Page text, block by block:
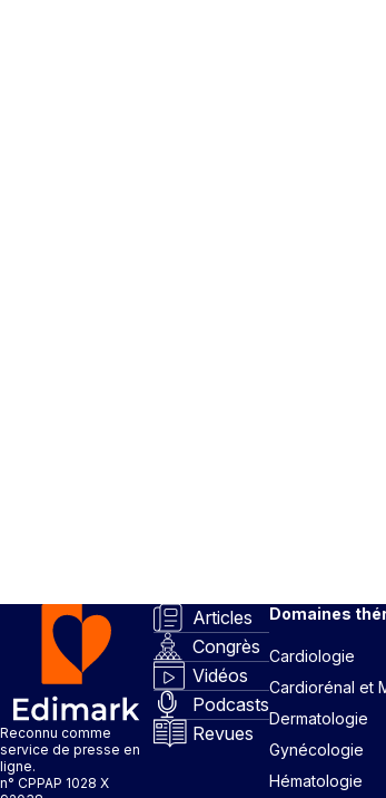
Reconnu comme
service de presse en
ligne.
n° CPPAP 1028 X
Articles
Congrès
Vidéos
Podcasts
Revues
Domaines
Cardiologie
Cardiorénal et
Dermatologie
Gynécologie
Hématologie